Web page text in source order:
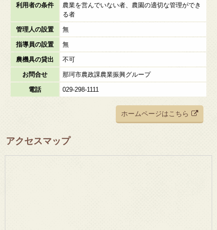
利用者の条件
農業を営んでいない者、農園の適切な管理ができ
る者
管理人の設置 無
指導員の設置 無
農機具の貸出 不可
お問合せ 那珂市農政課農業振興グループ
電話 029-298-1111
ホームページはこちら
アクセスマップ